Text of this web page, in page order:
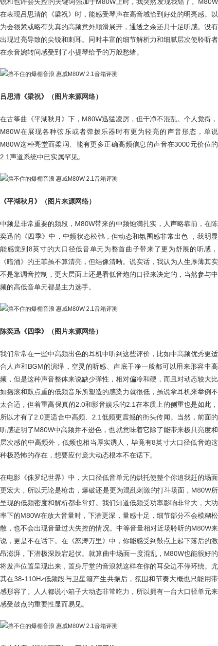
在表现吕思清的《梁祝》时，能感受琴声在高音域恰到好处的明亮感。以
为会很紧或略有失真的高频意外顺滑展开，通透之余还具十足听感。没有
出现过亮导致的尖锐和刺耳。同时丰富的细节解析力和细腻层次使聆听者
在余音婉转间感受到了小提琴给予的万般愁绪。
吕思清《梁祝》（图片来源网络）
在古筝曲《平湖秋月》下，M80W迅猛凌厉，但干净不混乱。个人觉得，
M80W在展现各种弦乐或者弹拨乐器时有更为轻亮的声音形态，单说
M80W这种亮堂而柔润、能有更多正确高频信息的声音在3000元价位的
2.1声道系统中已实属罕见。
《平湖秋月》（图片来源网络）
中频是非常重要的频段，M80W带来的中频饱满扎实，人声略靠前，在陈
奕迅的《四季》中，中频状态松弛，但动态和氛围感非常出色 ，我明显
能感觉到8英寸的大口径低音单元为整首曲子带来了更为舒展的听感，
《暗涌》的王菲虽不算清亮，但结像清晰。说实话，我认为人生厚薄其实
不是靠调音控制，更大层面上还是看低音炮的口径来决定的，当然参与中
频的高低音单元都是主力选手。
陈奕迅《四季》（图片来源网络）
我们常常在一些中高频出色的耳机中听到这些评价，比如中高频优秀更适
合人声和BGM的演绎，空灵的听感、声底干净一般都可以用来形容中高
频，但是这种声音整体来说缺少弹性，相对偏冷和硬，而且对动态较大比
如摇滚和鼓点重的低频音乐所塑造的感染力就很低，虽说拿耳机来举例不
太合适，但着重高保真的2.0和影音娱乐的2.1在本质上的侧重也是如此，
所以才有了2.0更适合中高频、2.1低频更震撼的街头传闻。当然，前面的
听感证明了M80W中高频并不逊色，也就意味着它除了能带来极具亮度和
层次感的中高频外，低频也相当厚实诱人，毕竟有8英寸大口径低音炮这
种极恐怖的存在，想要应付庞大动态根本不在话下。
在电影《侏罗纪世界》中，大口径低音单元的烘托使整个你追我赶的场面
更宏大，所以无论是枪击，爆破还是更为混乱刺激的打斗场面，M80W所
呈现的低频密度和解析都非常好。我们知道低频受功率影响非常大，大功
率下的M80W在放大音量时，下潜更深，量感十足，细节部分不会模糊松
散，也不会出现音量过大失控的情况。中等音量相对近场聆听的M80W来
说，更是不在话下。在《怒涛万里》中，你能感受到鼓点上起下落后的激
昂澎湃，下潜极深跌宕起伏。就算曲中场面一度混乱，M80W也能很好的
将发声位置呈现出来，置身厅堂的音浪就这样在你的耳朵边不停环绕。尤
其在38-110Hz低频段与卫星箱产生共振后，氛围和节奏大概也只能用带
感形容了。人人都说小箱子大动态非常吃力，所以拥有一台大口径单元来
感受鼓点的重要性显而易见。